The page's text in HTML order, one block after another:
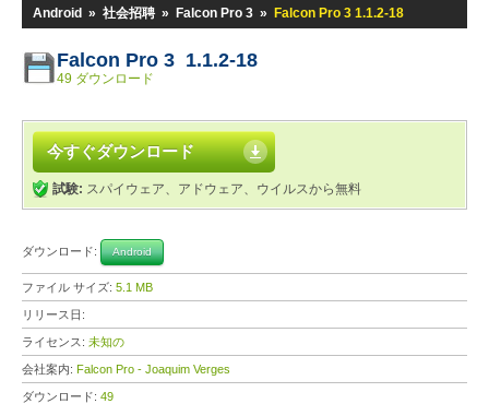
Android » 社会招聘 » Falcon Pro 3 » Falcon Pro 3 1.1.2-18
Falcon Pro 3 1.1.2-18
49 ダウンロード
今すぐダウンロード
試験: スパイウェア、アドウェア、ウイルスから無料
ダウンロード: Android
ファイル サイズ: 5.1 MB
リリース日:
ライセンス: 未知の
会社案内: Falcon Pro - Joaquim Verges
ダウンロード: 49